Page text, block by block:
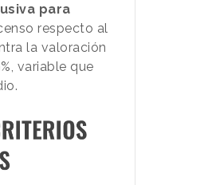
para
respecto al
la valoración
variable que